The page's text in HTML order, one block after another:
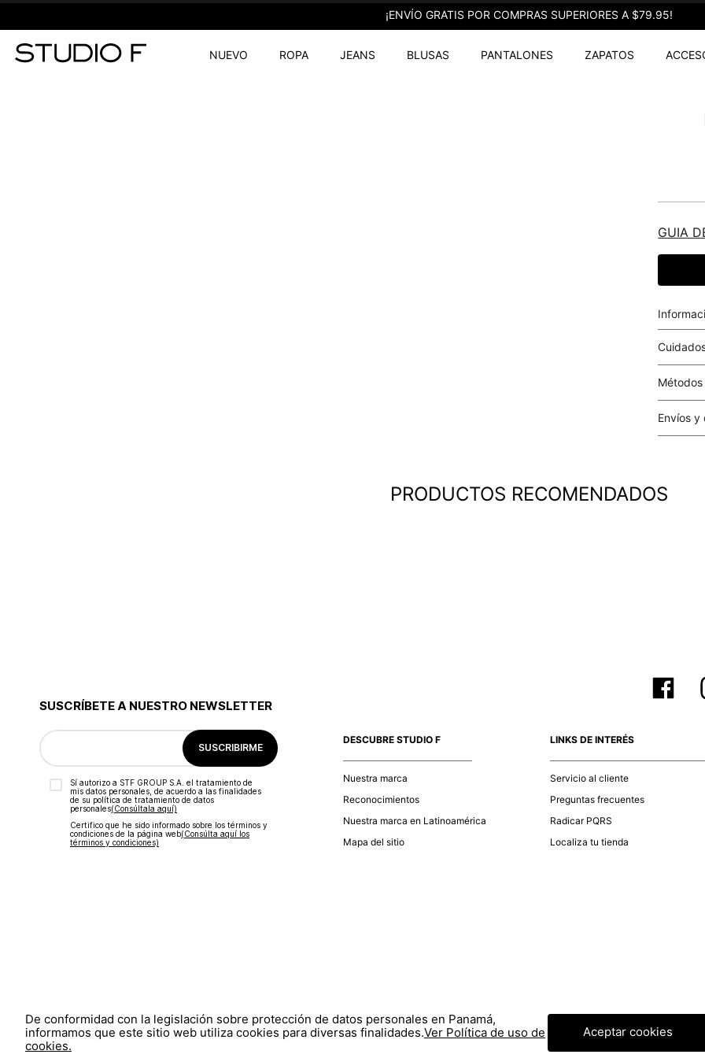
¡ENVÍO GRATIS POR COMPRAS SUPERIORES A $79.95!
NUEVO ROPA JEANS BLUSAS PANTALONES ZAPATOS
GUIA
Tarjetas
Envíos y
análisis
tu
PRODUCTOS RECOMENDADOS
SUSCRÍBETE A NUESTRO NEWSLETTER
SUSCRIBIRME
Sí autorizo a STF GROUP S.A. el tratamiento de
mis datos personales, de acuerdo a las finalidades
de su política de tratamiento de datos
personales‎(Consúltala aquí)
Certifico que he sido informado sobre los términos y
condiciones de la página web‎(Consúlta aquí los
términos y condiciones)
DESCUBRE STUDIO F
Nuestra marca
Reconocimientos
Nuestra marca en Latinoamérica
Mapa del sitio
LINKS DE INTERÉS
Servicio al cliente
Preguntas frecuentes
Radicar PQRS
Localiza tu tienda
© COPYRIGHT 2020 STF GROUP S.A. TODOS LOS DERECHOS RESERVADOS.
De conformidad con la legislación sobre protección de datos personales en Panamá,
informamos que este sitio web utiliza cookies para diversas finalidades.Ver Política de uso de
cookies.
Aceptar cookies